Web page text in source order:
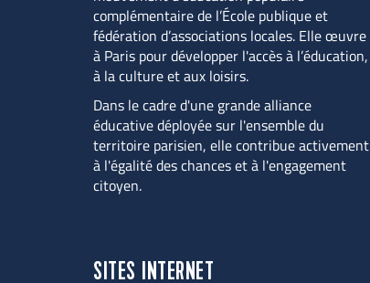
complémentaire de l’École publique et
fédération d’associations locales. Elle œuvre
à Paris pour développer l'accès à l’éducation,
à la culture et aux loisirs.
Dans le cadre d'une grande alliance
éducative déployée sur l'ensemble du
territoire parisien, elle contribue activement
à l'égalité des chances et à l'engagement
citoyen.
SITES INTERNET